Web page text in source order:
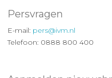
Persvragen
E-mail: pers@ivm.nl
Telefoon: 0888 800 400